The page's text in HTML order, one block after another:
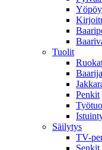
Tuolit
Penkit
Säilytys
TV-
Senkit